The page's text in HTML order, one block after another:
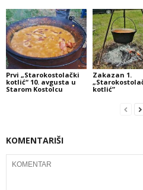
Prvi „Starokostolački
kotlić“ 10. avgusta u
Starom Kostolcu
Zakazan 1.
kotlić”
KOMENTARIŠI